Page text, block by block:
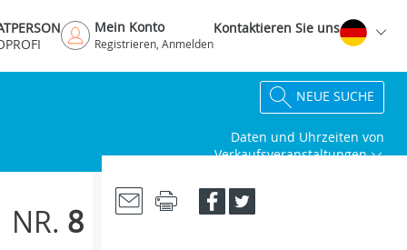
Mein Konto
Registrieren, Anmelden
Kontaktieren Sie uns
NEUE SUCHE
Daten und Uhrzeiten von
Verkaufsveranstaltungen
NR. 8